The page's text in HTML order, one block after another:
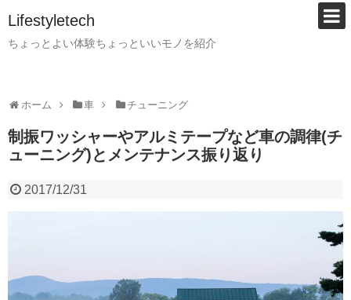
Lifestyletech
ちょっとよい体験ちょっといいモノを紹介
ホーム 車 チューニング
制振ワッシャーやアルミテープなど車の調律(チ
ューニング)とメンテナンス振り返り
2017/12/31